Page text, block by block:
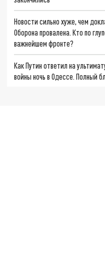
Новости сильно хуже, чем
Оборона провалена. Кто по
важнейшем фронте?
Как Путин ответил на
войны ночь в Одессе. Полный